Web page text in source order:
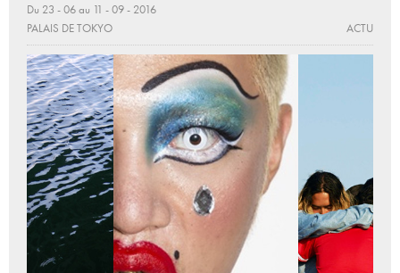
Du 23 - 06 au 11 - 09 - 2016
PALAIS DE TOKYO
ACTU